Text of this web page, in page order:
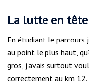
La lutte en tête
En étudiant le parcours
au point le plus haut,
gros, j’avais surtout
correctement au km 12.